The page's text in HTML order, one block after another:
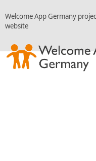
Welcome App Germany
website